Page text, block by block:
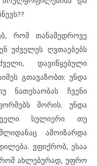
რომ თანამედროვე
უძველეს ღვთაებებს
დავიწყებული
გთავაზობთ: უნდა
ნათესაობას ჩვენი
შორის. უნდა
სულიერი თუ
ამოიზარდა
ვფიქრობ, ესაა
რომ ახლებურად, უფრო